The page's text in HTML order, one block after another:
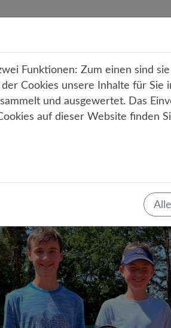
Funktionen: Zum einen sind
Cookies unsere Inhalte für
und ausgewertet. Das
auf dieser Website finden